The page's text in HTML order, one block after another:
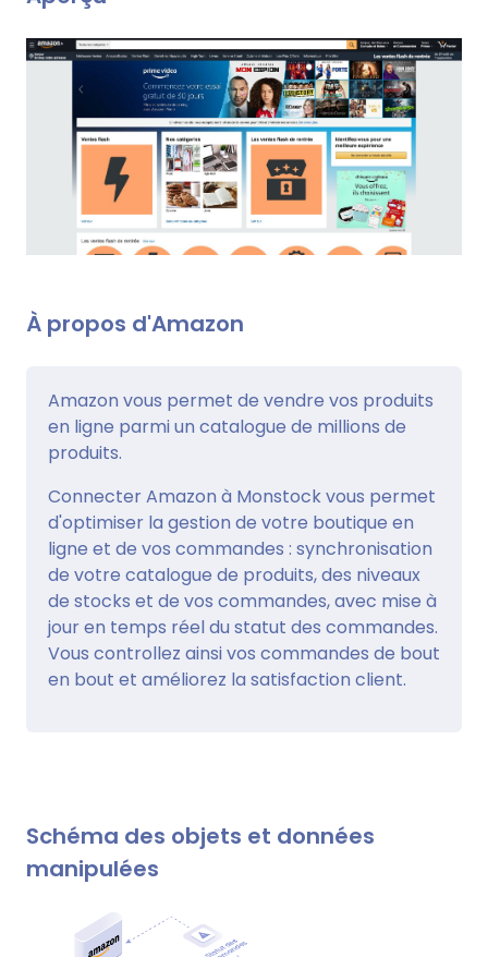
À propos d'Amazon
Amazon vous permet de vendre vos produits
en ligne parmi un catalogue de millions de
produits.
Connecter Amazon à Monstock vous permet
d'optimiser la gestion de votre boutique en
ligne et de vos commandes : synchronisation
de votre catalogue de produits, des niveaux
de stocks et de vos commandes, avec mise à
jour en temps réel du statut des commandes.
Vous controllez ainsi vos commandes de bout
en bout et améliorez la satisfaction client.
Schéma des objets et données
manipulées